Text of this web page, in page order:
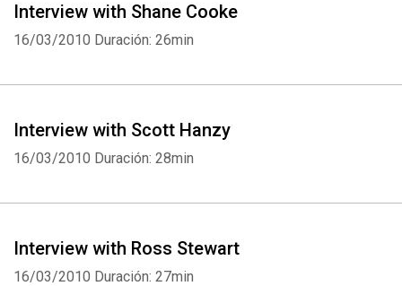
Interview with Shane Cooke
16/03/2010 Duración: 26min
Interview with Scott Hanzy
16/03/2010 Duración: 28min
Interview with Ross Stewart
16/03/2010 Duración: 27min